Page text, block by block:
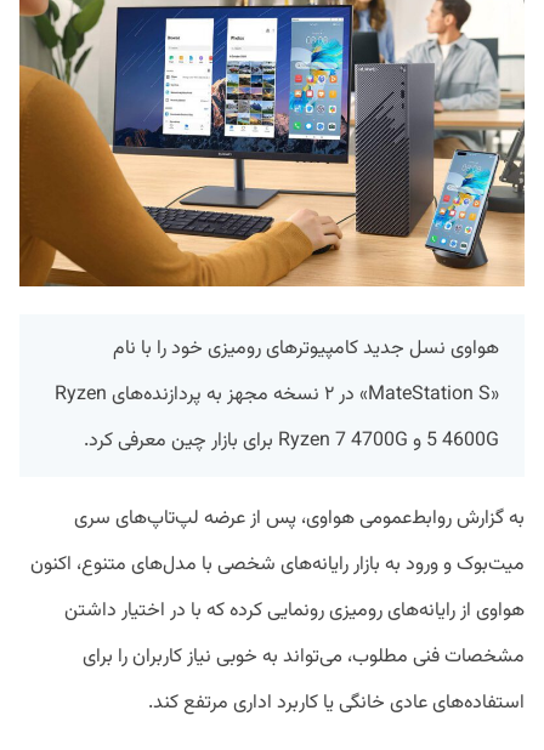
هواوی نسل جدید کامپیوترهای رومیزی خود را با نام
«MateStation S» در ۲ نسخه مجهز به پردازنده‌های Ryzen
5 4600G و Ryzen 7 4700G برای بازار چین معرفی کرد.
به گزارش روابط‌عمومی هواوی، پس از عرضه لپ‌تاپ‌های سری
میت‌بوک و ورود به بازار رایانه‌های شخصی با مدل‌های متنوع، اکنون
هواوی از رایانه‌های رومیزی رونمایی کرده که با در اختیار داشتن
مشخصات فنی مطلوب، می‌تواند به خوبی نیاز کاربران را برای
استفاده‌های عادی خانگی یا کاربرد اداری مرتفع کند.